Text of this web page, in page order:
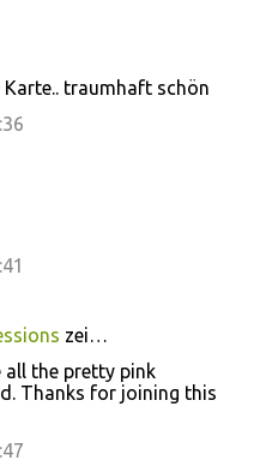
traumhaft schön
zei…
all the pretty pink
Thanks for joining this